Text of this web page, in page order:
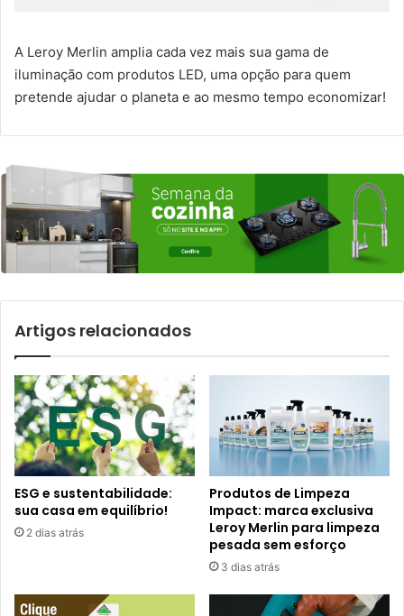
A Leroy Merlin amplia cada vez mais sua gama de
iluminação com produtos LED, uma opção para quem
pretende ajudar o planeta e ao mesmo tempo economizar!
Artigos relacionados
ESG e sustentabilidade:
sua casa em equilíbrio!
2 dias atrás
Produtos de Limpeza
Impact: marca exclusiva
Leroy Merlin para limpeza
pesada sem esforço
3 dias atrás